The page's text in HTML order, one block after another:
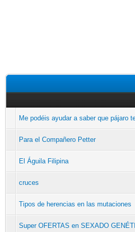
Me podéis ayudar a saber que pájaro
Para el Compañero Petter
El Águila Filipina
cruces
Tipos de herencias en las mutaciones
Super OFERTAS en SEXADO